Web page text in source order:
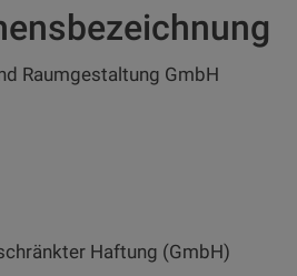
Raumgestaltung GmbH
Haftung (GmbH)